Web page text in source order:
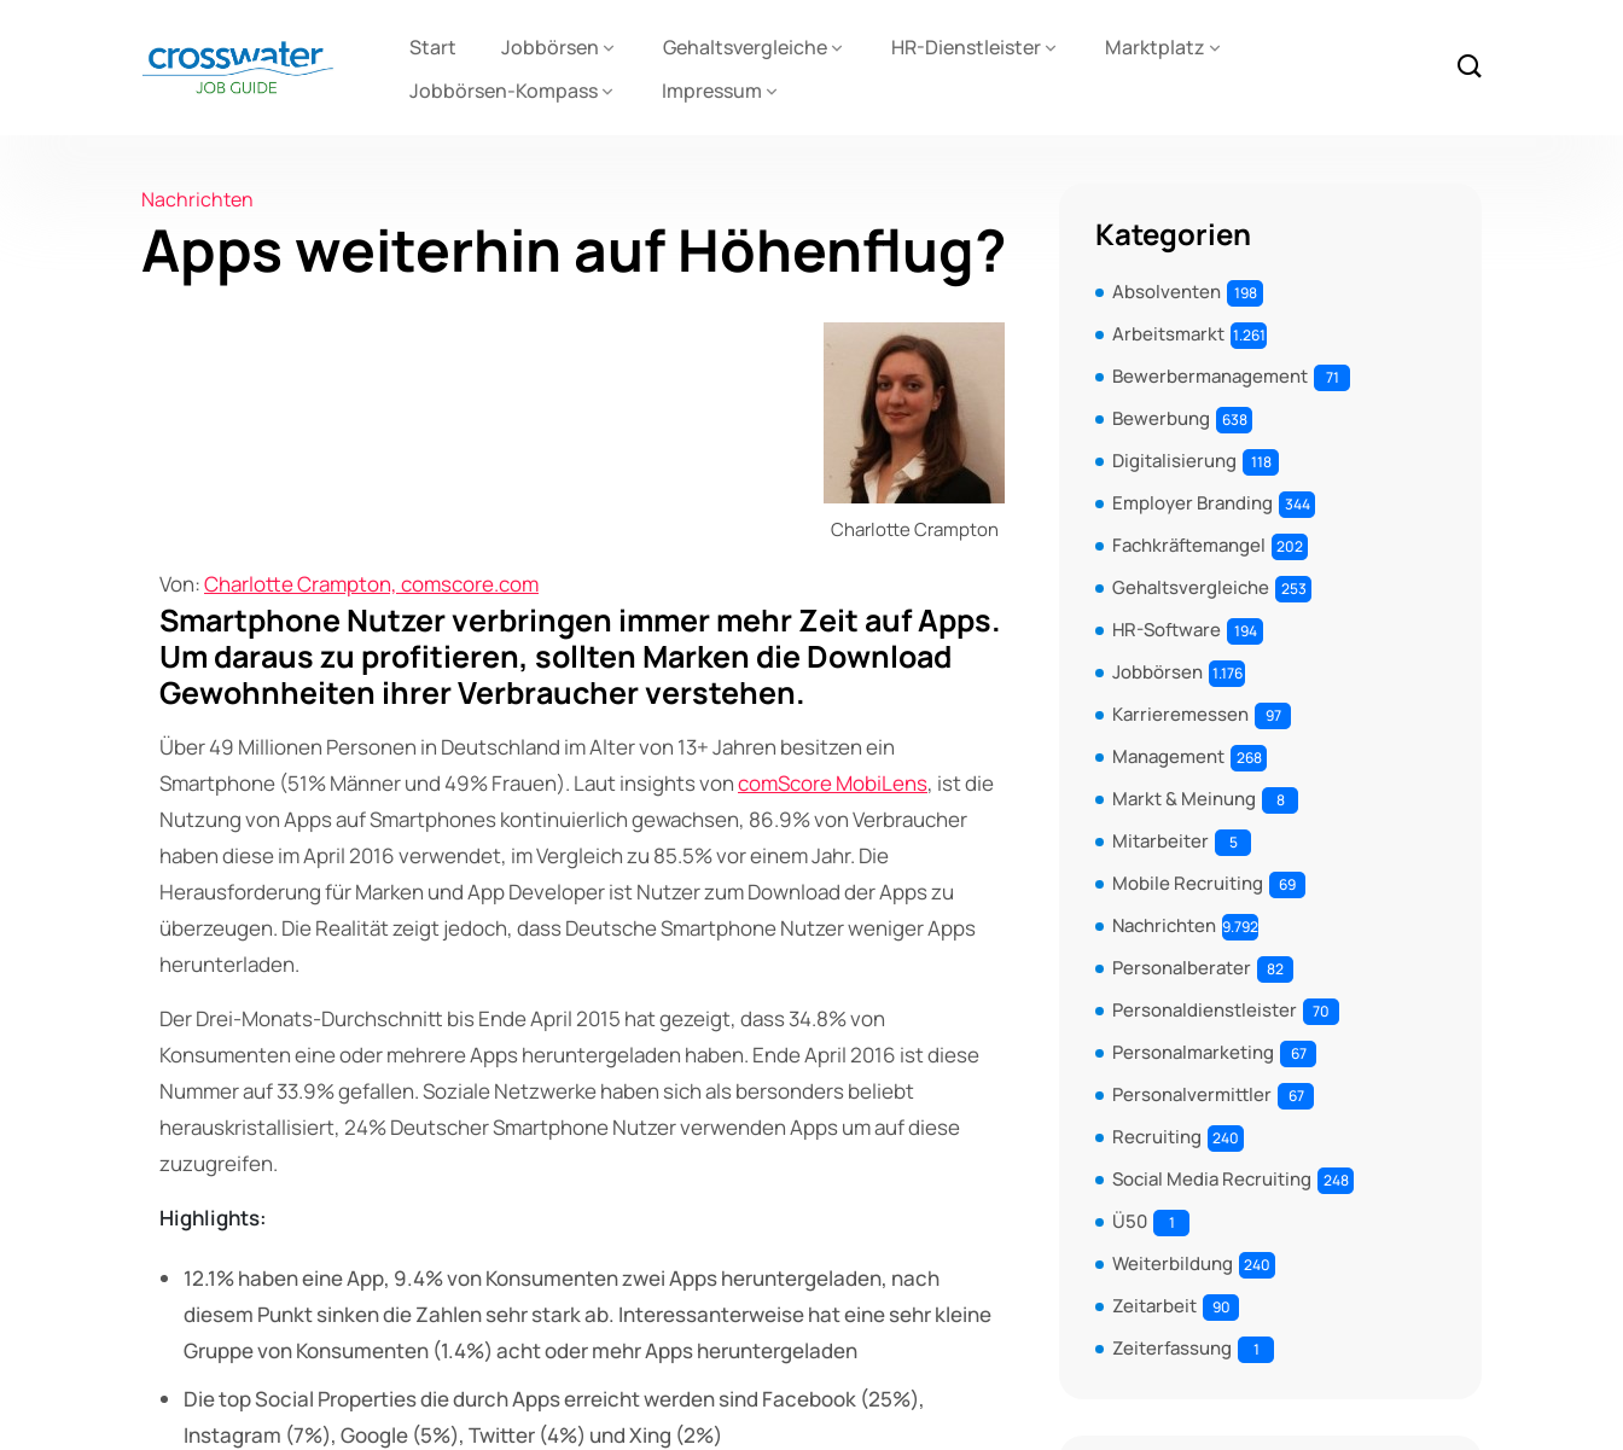
Start Jobbörsen Gehaltsvergleiche HR-Dienstleister
Marktplatz
Jobbörsen-Kompass
Impressum
Nachrichten
Apps weiterhin auf Höhenflug?
Charlotte Crampton
Von:Charlotte Crampton, comscore.com
Smartphone Nutzer verbringen immer mehr Zeit auf Apps.
Um daraus zu profitieren, sollten Marken die Download
Gewohnheiten ihrer Verbraucher verstehen.
Über 49 Millionen Personen in Deutschland im Alter von 13+ Jahren besitzen ein
Smartphone (51% Männer und 49% Frauen). Laut insights voncomScore MobiLens, ist die
Nutzung von Apps auf Smartphones kontinuierlich gewachsen, 86.9% von Verbraucher
haben diese im April 2016 verwendet, im Vergleich zu 85.5% vor einem Jahr. Die
Herausforderung für Marken und App Developer ist Nutzer zum Download der Apps zu
überzeugen. Die Realität zeigt jedoch, dass Deutsche Smartphone Nutzer weniger Apps
herunterladen.
Der Drei-Monats-Durchschnitt bis Ende April 2015 hat gezeigt, dass 34.8% von
Konsumenten eine oder mehrere Apps heruntergeladen haben. Ende April 2016 ist diese
Nummer auf 33.9% gefallen. Soziale Netzwerke haben sich als bersonders beliebt
herauskristallisiert, 24% Deutscher Smartphone Nutzer verwenden Apps um auf diese
zuzugreifen.
Highlights:
12.1% haben eine App, 9.4% von Konsumenten zwei Apps heruntergeladen, nach
diesem Punkt sinken die Zahlen sehr stark ab. Interessanterweise hat eine sehr kleine
Gruppe von Konsumenten (1.4%) acht oder mehr Apps heruntergeladen
Die top Social Properties die durch Apps erreicht werden sind Facebook (25%),
Instagram (7%), Google (5%), Twitter (4%) und Xing (2%)
Kategorien
Absolventen 198
Arbeitsmarkt 1.261
Bewerbermanagement 71
Bewerbung 638
Digitalisierung 118
Employer Branding 344
Fachkräftemangel 202
Gehaltsvergleiche 253
HR-Software 194
Jobbörsen 1.176
Karrieremessen 97
Management 268
Markt & Meinung 8
Mitarbeiter 5
Mobile Recruiting 69
Nachrichten 9.792
Personalberater 82
Personaldienstleister 70
Personalmarketing 67
Personalvermittler 67
Recruiting 240
Social Media Recruiting 248
Ü50 1
Weiterbildung 240
Zeitarbeit 90
Zeiterfassung 1